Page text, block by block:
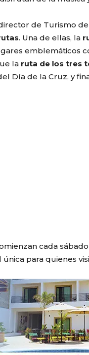
de Turismo
. Una de ellas, la
emblemáticos
la ruta de los tres
Día de la Cruz, y
cada
para quienes